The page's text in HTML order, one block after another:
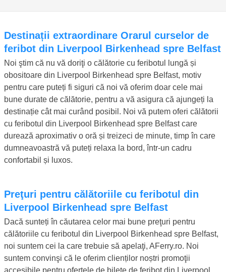
Destinații extraordinare Orarul curselor de
feribot din Liverpool Birkenhead spre Belfast
Noi ştim că nu vă doriţi o călătorie cu feribotul lungă și
obositoare din Liverpool Birkenhead spre Belfast, motiv
pentru care puteți fi siguri că noi vă oferim doar cele mai
bune durate de călătorie, pentru a vă asigura că ajungeți la
destinație cât mai curând posibil. Noi vă putem oferi călătorii
cu feribotul din Liverpool Birkenhead spre Belfast care
durează aproximativ o oră și treizeci de minute, timp în care
dumneavoastră vă puteți relaxa la bord, într-un cadru
confortabil și luxos.
Preţuri pentru călătoriile cu feribotul din
Liverpool Birkenhead spre Belfast
Dacă sunteți în căutarea celor mai bune preţuri pentru
călătoriile cu feribotul din Liverpool Birkenhead spre Belfast,
noi suntem cei la care trebuie să apelaţi, AFerry.ro. Noi
suntem convinşi că le oferim clienților noștri promoţii
accesibile pentru ofertele de bilete de feribot din Liverpool